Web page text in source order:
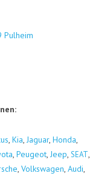
Pul­heim
, Kia, Jagu­ar, Hon­da,
, Peu­geot, Jeep, SEAT,
, Volks­wa­gen, Audi,